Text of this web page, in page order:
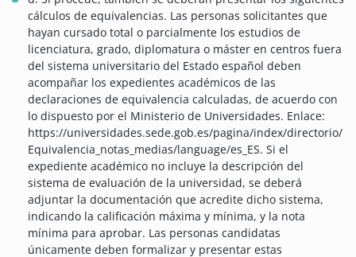
cálculos de equivalencias. Las personas solicitantes que
hayan cursado total o parcialmente los estudios de
licenciatura, grado, diplomatura o máster en centros fuera
del sistema universitario del Estado español deben
acompañar los expedientes académicos de las
declaraciones de equivalencia calculadas, de acuerdo con
lo dispuesto por el Ministerio de Universidades. Enlace:
https://universidades.sede.gob.es/pagina/index/directorio/
Equivalencia_notas_medias/language/es_ES. Si el
expediente académico no incluye la descripción del
sistema de evaluación de la universidad, se deberá
adjuntar la documentación que acredite dicho sistema,
indicando la calificación máxima y mínima, y la nota
mínima para aprobar. Las personas candidatas
únicamente deben formalizar y presentar estas